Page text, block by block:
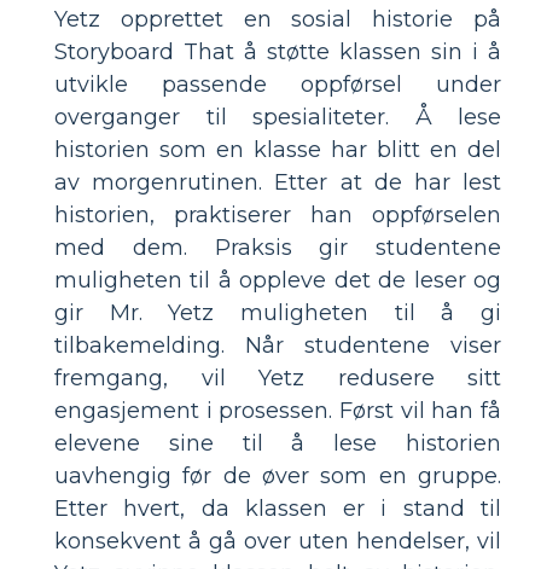
Yetz opprettet en sosial historie på
Storyboard That å støtte klassen sin i å
utvikle passende oppførsel under
overganger til spesialiteter. Å lese
historien som en klasse har blitt en del
av morgenrutinen. Etter at de har lest
historien, praktiserer han oppførselen
med dem. Praksis gir studentene
muligheten til å oppleve det de leser og
gir Mr. Yetz muligheten til å gi
tilbakemelding. Når studentene viser
fremgang, vil Yetz redusere sitt
engasjement i prosessen. Først vil han få
elevene sine til å lese historien
uavhengig før de øver som en gruppe.
Etter hvert, da klassen er i stand til
konsekvent å gå over uten hendelser, vil